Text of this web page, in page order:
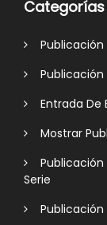
Categorías
Publicación
Publicación
Entrada De
Mostrar
Publicación
Serie
Publicación